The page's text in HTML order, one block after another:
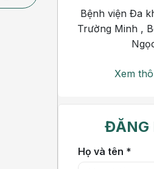
Bệnh viện Đa
Trường Minh ,
Xem
ĐĂNG
Họ và tên *